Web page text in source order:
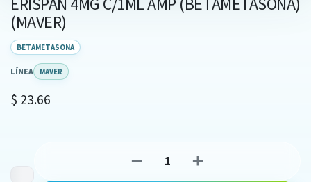
(MAVER)
BETAMETASONA
LÍNEA MAVER
$ 23.66